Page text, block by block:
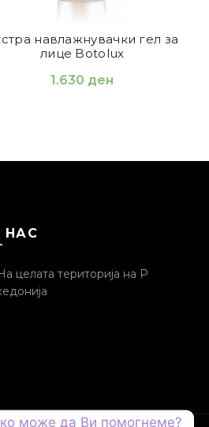
навлажнувачки гел за
лице Botolux
1.630 ден
НАС
целата територија на Р
може да Ви помогнеме?